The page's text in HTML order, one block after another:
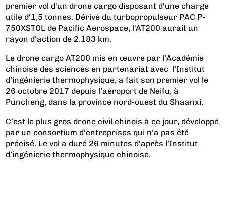
premier vol d'un drone cargo disposant d'une charge
utile d'1,5 tonnes. Dérivé du turbopropulseur PAC P-
750XSTOL de Pacific Aerospace, l'AT200 aurait un
rayon d'action de 2.183 km.
Le drone cargo AT200 mis en œuvre par l’Académie
chinoise des sciences en partenariat avec l’Institut
d’ingénierie thermophysique, a fait son premier vol le
26 octobre 2017 depuis l’aéroport de Neifu, à
Puncheng, dans la province nord-ouest du Shaanxi.
C’est le plus gros drone civil chinois à ce jour, développé
par un consortium d’entreprises qui n’a pas été
précisé. Le vol a duré 26 minutes d’après l’Institut
d’ingénierie thermophysique chinoise.